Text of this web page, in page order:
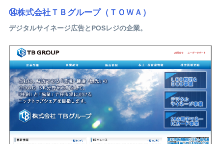
⑭株式会社ＴＢグループ（ＴＯＷＡ）
デジタルサイネージ広告とPOSレジの企業。